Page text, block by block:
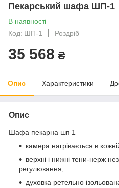
Пекарський шафа ШП-1
В наявності
Код: ШП-1
Роздріб
35 568 ₴
Опис Характеристики
Опис
Шафа пекарна шп 1
камера нагрівається в
верхні і нижні тени-нерж
регулювання;
духовка ретельно